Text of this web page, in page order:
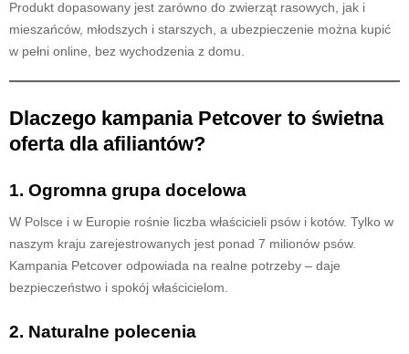
Produkt dopasowany jest zarówno do zwierząt rasowych, jak i
mieszańców, młodszych i starszych, a ubezpieczenie można kupić
w pełni online, bez wychodzenia z domu.
Dlaczego kampania Petcover to świetna
oferta dla afiliantów?
1. Ogromna grupa docelowa
W Polsce i w Europie rośnie liczba właścicieli psów i kotów. Tylko w
naszym kraju zarejestrowanych jest ponad 7 milionów psów.
Kampania Petcover odpowiada na realne potrzeby – daje
bezpieczeństwo i spokój właścicielom.
2. Naturalne polecenia